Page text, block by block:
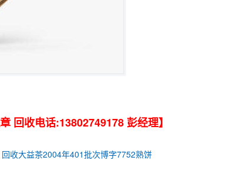
回收电话:13802749178 彭经理】
回收大益茶2004年401批次博字7752熟饼